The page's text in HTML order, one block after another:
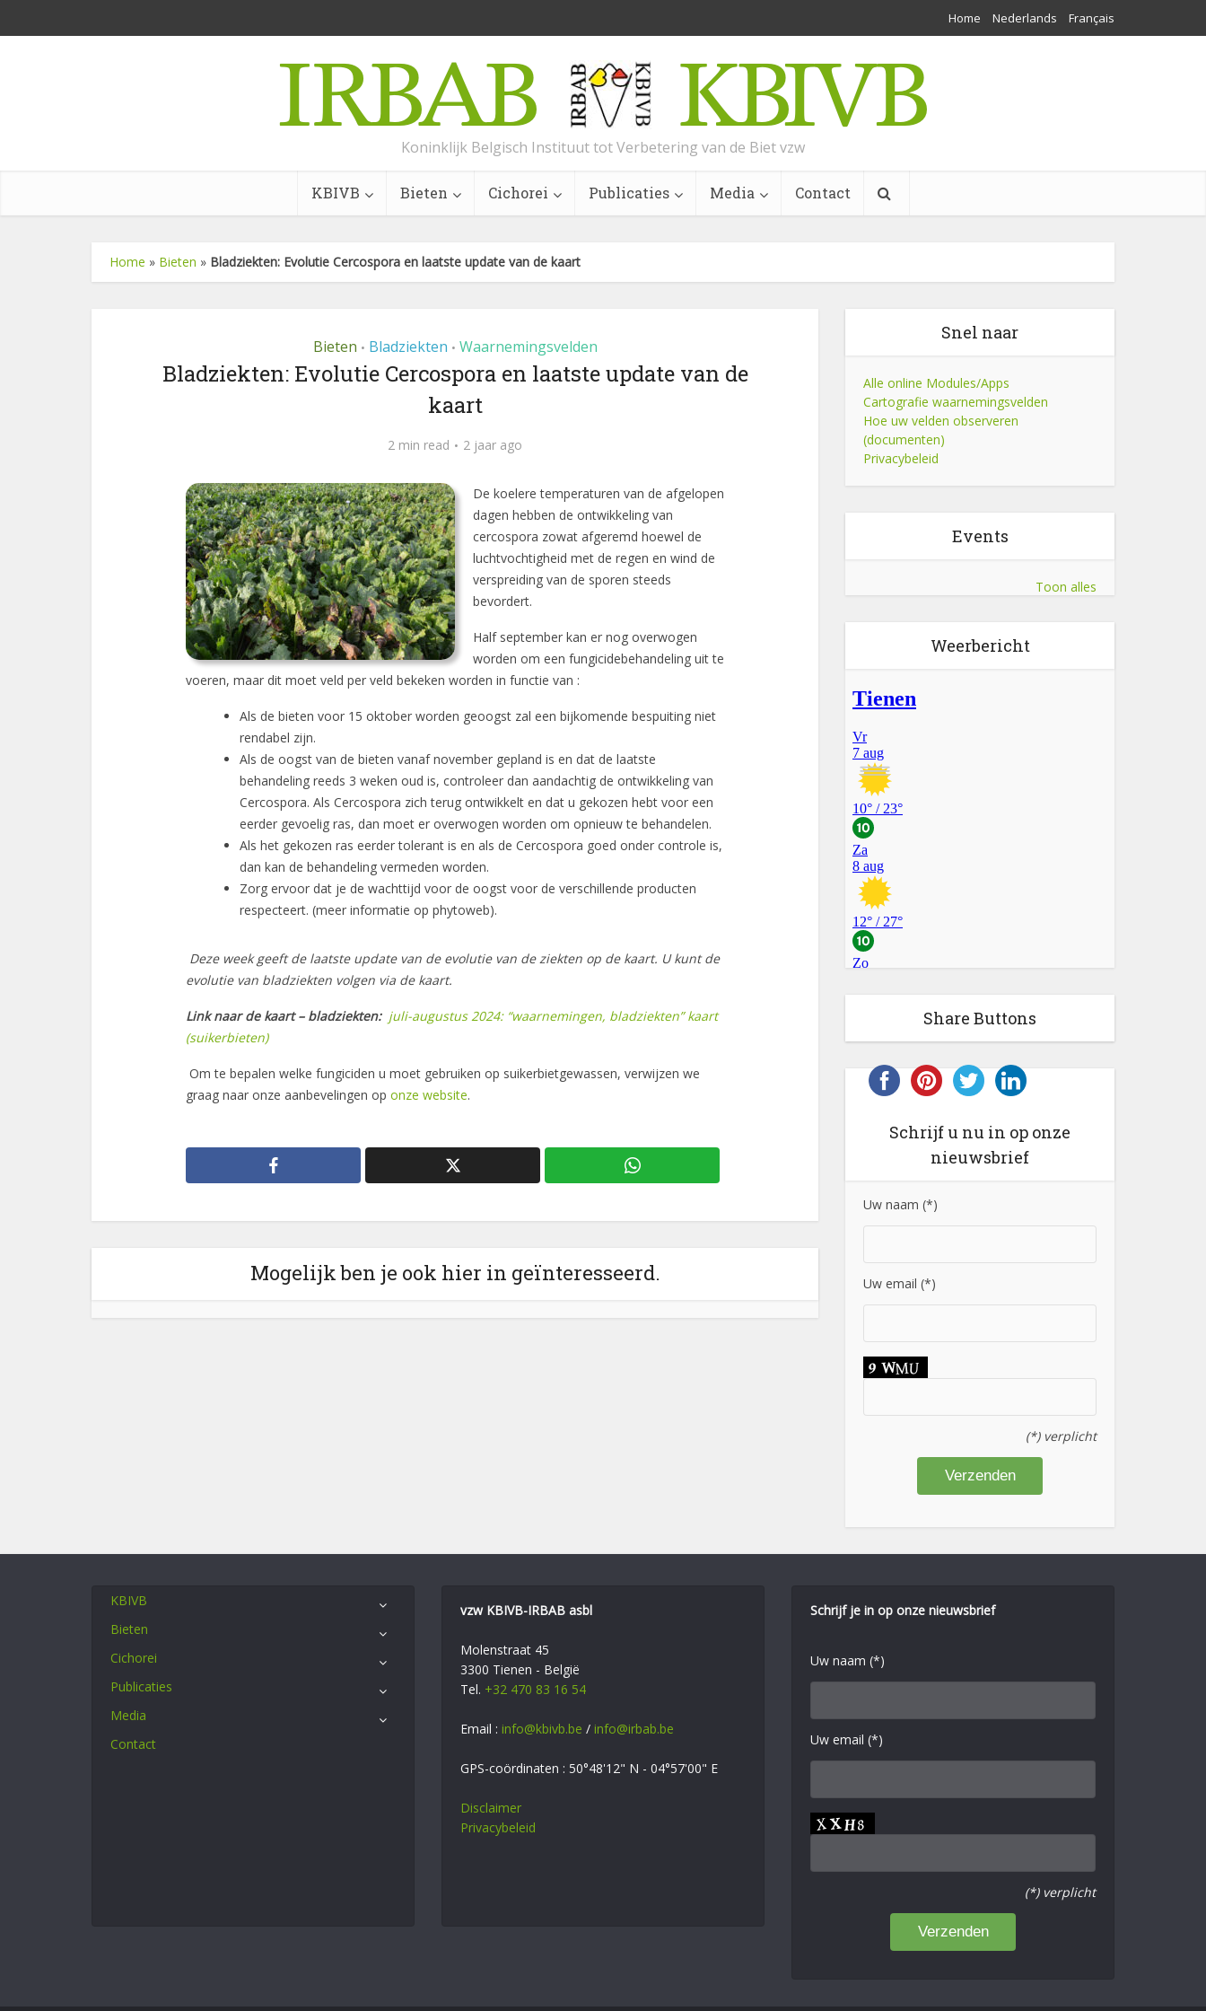
Home Nederlands Français
Koninklijk Belgisch Instituut tot Verbetering van de Biet vzw
KBIVB Bieten Cichorei Publicaties Media Contact
Home » Bieten » Bladziekten: Evolutie Cercospora en laatste update van de kaart
Bieten • Bladziekten • Waarnemingsvelden
Bladziekten: Evolutie Cercospora en laatste update van de
kaart
2 min read 2 jaar ago
De koelere temperaturen van de afgelopen
dagen hebben de ontwikkeling van
cercospora zowat afgeremd hoewel de
luchtvochtigheid met de regen en wind de
verspreiding van de sporen steeds
bevordert.
Half september kan er nog overwogen
worden om een fungicidebehandeling uit te
voeren, maar dit moet veld per veld bekeken worden in functie van :
Als de bieten voor 15 oktober worden geoogst zal een bijkomende bespuiting niet
rendabel zijn.
Als de oogst van de bieten vanaf november gepland is en dat de laatste
behandeling reeds 3 weken oud is, controleer dan aandachtig de ontwikkeling van
Cercospora. Als Cercospora zich terug ontwikkelt en dat u gekozen hebt voor een
eerder gevoelig ras, dan moet er overwogen worden om opnieuw te behandelen.
Als het gekozen ras eerder tolerant is en als de Cercospora goed onder controle is,
dan kan de behandeling vermeden worden.
Zorg ervoor dat je de wachttijd voor de oogst voor de verschillende producten
respecteert. (meer informatie op phytoweb).
Deze week geeft de laatste update van de evolutie van de ziekten op de kaart. U kunt de
evolutie van bladziekten volgen via de kaart.
Link naar de kaart – bladziekten: juli-augustus 2024: “waarnemingen, bladziekten” kaart
(suikerbieten)
Om te bepalen welke fungiciden u moet gebruiken op suikerbietgewassen, verwijzen we
graag naar onze aanbevelingen op onze website.
Mogelijk ben je ook hier in geïnteresseerd.
Snel naar
Alle online Modules/Apps
Cartografie waarnemingsvelden
Hoe uw velden observeren
(documenten)
Privacybeleid
Events
Toon alles
Weerbericht
Share Buttons
Schrijf u nu in op onze
nieuwsbrief
Uw naam (*)
Uw email (*)
(*) verplicht
KBIVB
Bieten
Cichorei
Publicaties
Media
Contact
vzw KBIVB-IRBAB asbl
Molenstraat 45
3300 Tienen - België
Tel. +32 470 83 16 54
Email : info@kbivb.be / info@irbab.be
GPS-coördinaten : 50°48'12" N - 04°57'00" E
Disclaimer
Privacybeleid
Schrijf je in op onze nieuwsbrief
Uw naam (*)
Uw email (*)
(*) verplicht